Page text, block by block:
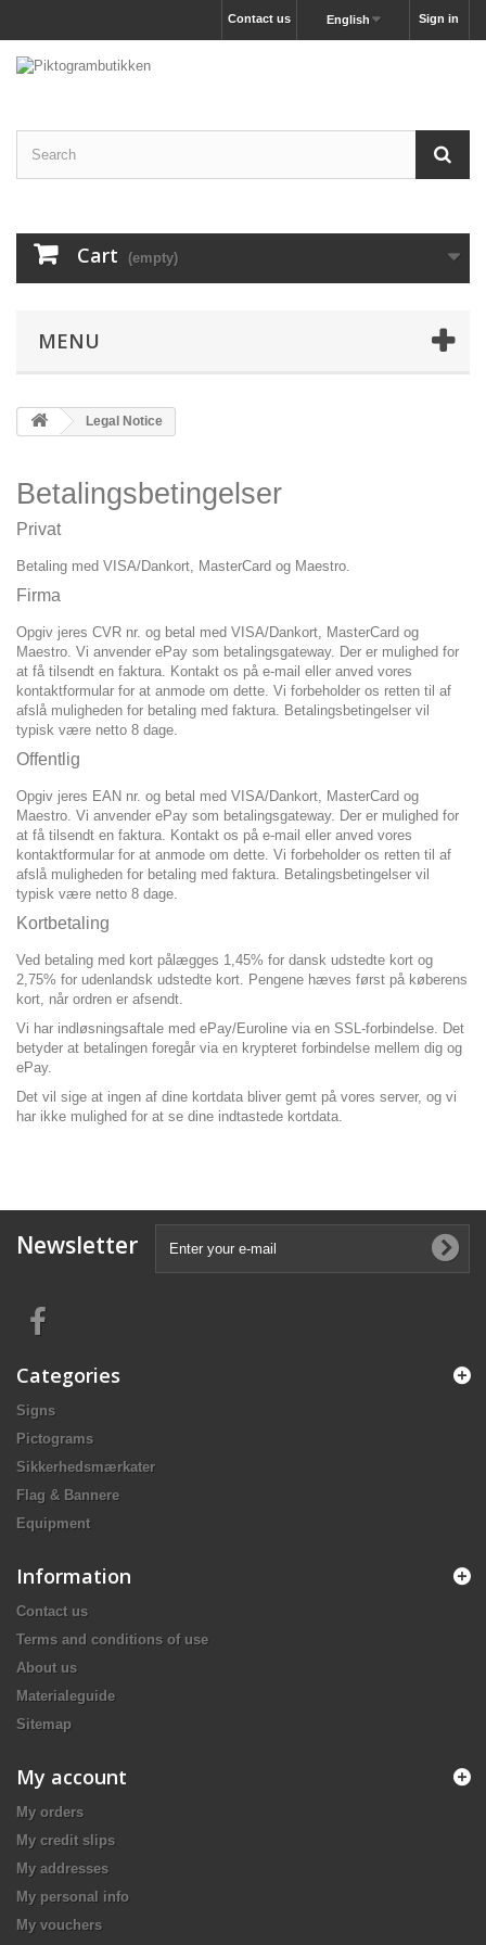
Sign in
English
Contact us
Cart (empty)
MENU
Legal Notice
Betalingsbetingelser
Privat
Betaling med VISA/Dankort, MasterCard og Maestro.
Firma
Opgiv jeres CVR nr. og betal med VISA/Dankort, MasterCard og
Maestro. Vi anvender ePay som betalingsgateway. Der er mulighed for
at få tilsendt en faktura. Kontakt os på e-mail eller anved vores
kontaktformular for at anmode om dette. Vi forbeholder os retten til af
afslå muligheden for betaling med faktura. Betalingsbetingelser vil
typisk være netto 8 dage.
Offentlig
Opgiv jeres EAN nr. og betal med VISA/Dankort, MasterCard og
Maestro. Vi anvender ePay som betalingsgateway. Der er mulighed for
at få tilsendt en faktura. Kontakt os på e-mail eller anved vores
kontaktformular for at anmode om dette. Vi forbeholder os retten til af
afslå muligheden for betaling med faktura. Betalingsbetingelser vil
typisk være netto 8 dage.
Kortbetaling
Ved betaling med kort pålægges 1,45% for dansk udstedte kort og
2,75% for udenlandsk udstedte kort. Pengene hæves først på køberens
kort, når ordren er afsendt.
Vi har indløsningsaftale med ePay/Euroline via en SSL-forbindelse. Det
betyder at betalingen foregår via en krypteret forbindelse mellem dig og
ePay.
Det vil sige at ingen af dine kortdata bliver gemt på vores server, og vi
har ikke mulighed for at se dine indtastede kortdata.
Newsletter
Categories
Signs
Pictograms
Sikkerhedsmærkater
Flag & Bannere
Equipment
Information
Contact us
Terms and conditions of use
About us
Materialeguide
Sitemap
My account
My orders
My credit slips
My addresses
My personal info
My vouchers